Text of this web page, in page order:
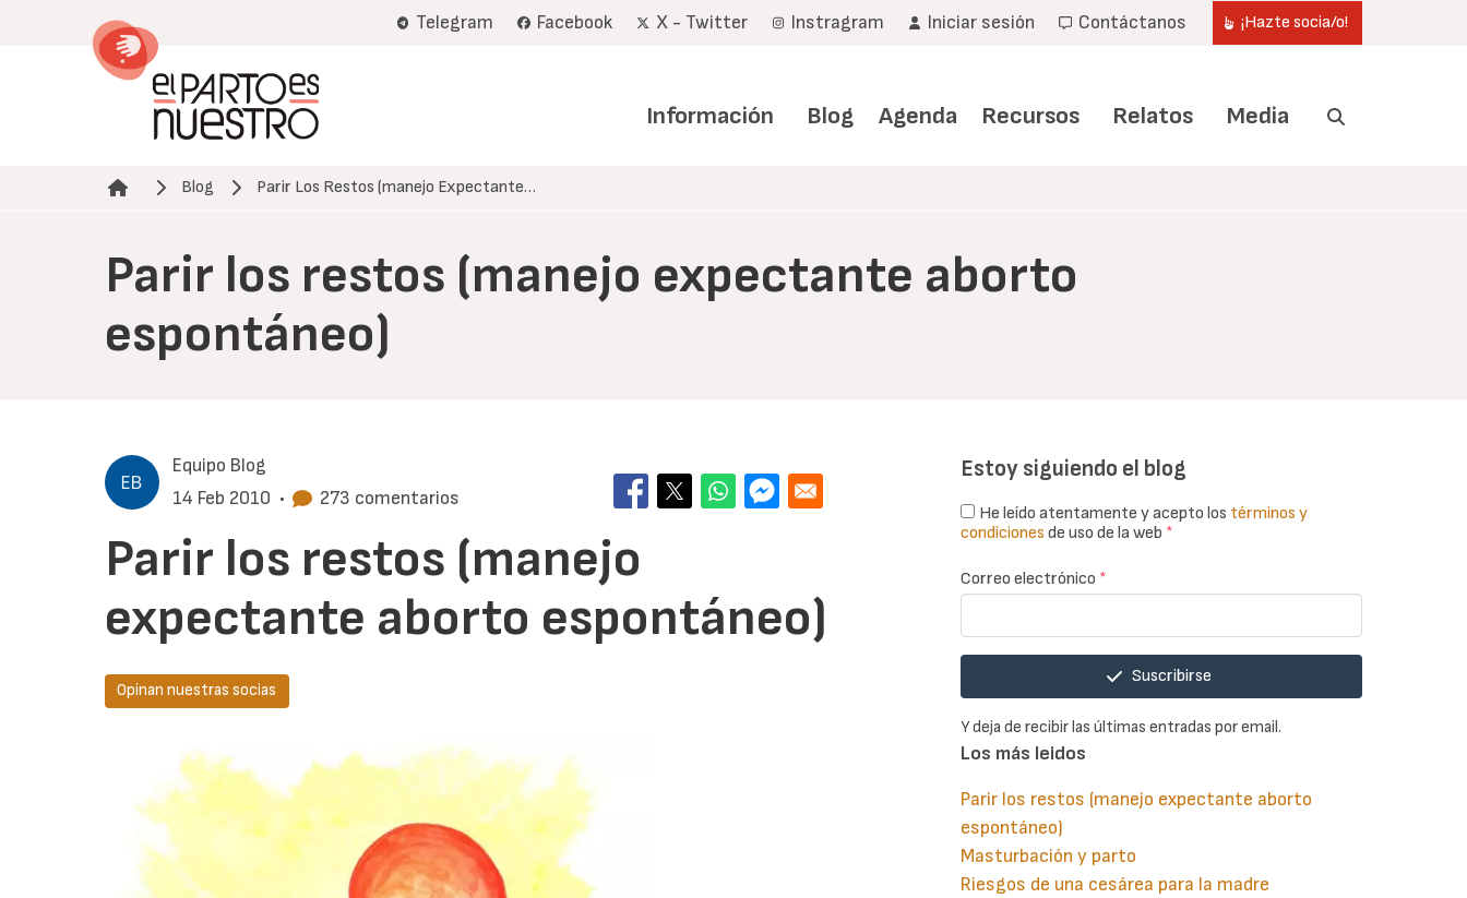
Telegram Facebook X - Twitter Instragram Iniciar sesión Contáctanos ¡Hazte socia/o!
Información Blog Agenda Recursos Relatos Media
Ruta de navegación
Blog Parir Los Restos (manejo Expectante…
Parir los restos (manejo expectante aborto
espontáneo)
Equipo Blog
14 Feb 2010 • 273 comentarios
Parir los restos (manejo
expectante aborto espontáneo)
Opinan nuestras socias
Estoy siguiendo el blog
He leído atentamente y acepto los términos y
condiciones de uso de la web *
Correo electrónico *
Suscribirse
Y deja de recibir las últimas entradas por email.
Los más leidos
Parir los restos (manejo expectante aborto
espontáneo)
Masturbación y parto
Riesgos de una cesárea para la madre